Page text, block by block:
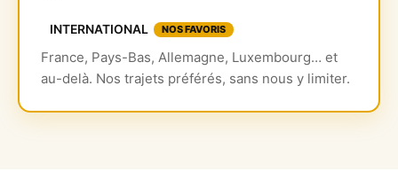
INTERNATIONAL NOS FAVORIS
France, Pays-Bas, Allemagne, Luxembourg… et
au-delà. Nos trajets préférés, sans nous y limiter.